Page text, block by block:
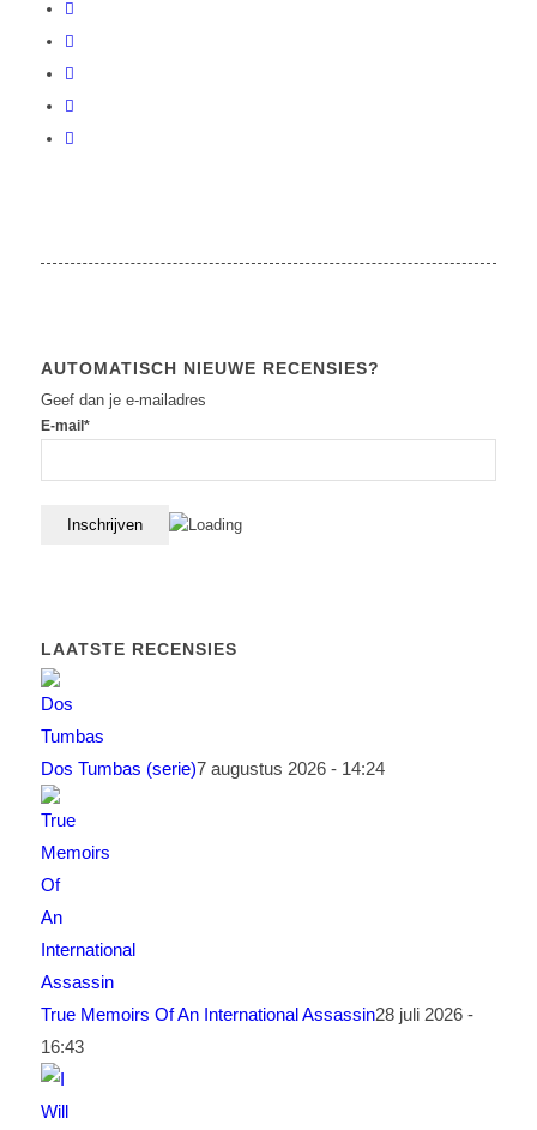
AUTOMATISCH NIEUWE RECENSIES?
Geef dan je e-mailadres
E-mail*
LAATSTE RECENSIES
Dos Tumbas (serie)7 augustus 2026 - 14:24
True Memoirs Of An International Assassin28 juli 2026 -
16:43